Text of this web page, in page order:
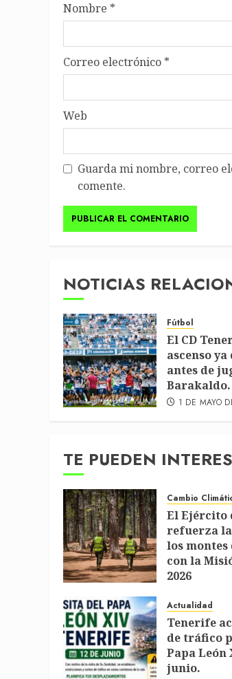
Nombre *
Correo electrónico *
Web
Guarda mi nombre, correo
comente.
NOTICIAS
Fútbol
El CD
ascenso
antes de
Barakaldo.
1 DE MAYO
TE PUEDEN
Cambio
El Ejército
refuerza
los
con la
2026
Actualidad
Tenerife
de tráfico
Papa León
junio.